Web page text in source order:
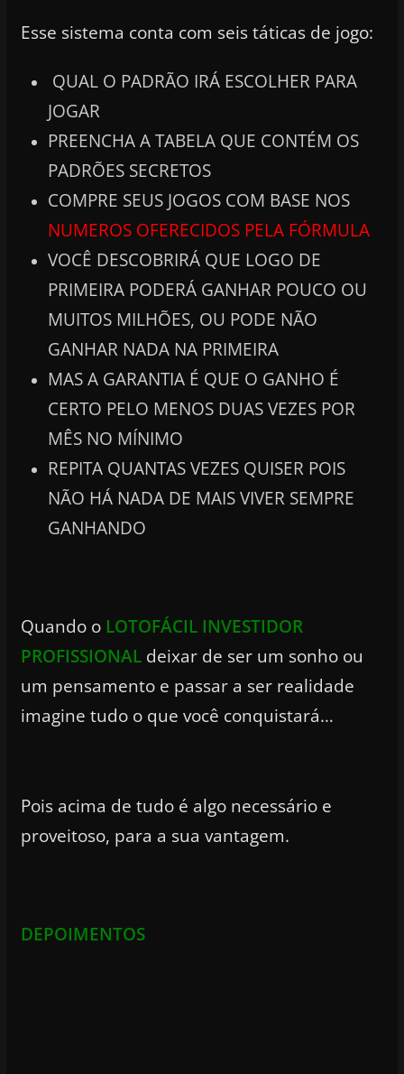
Esse sistema conta com seis táticas de jogo:
QUAL O PADRÃO IRÁ ESCOLHER PARA
JOGAR
PREENCHA A TABELA QUE CONTÉM OS
PADRÕES SECRETOS
COMPRE SEUS JOGOS COM BASE NOS
NUMEROS OFERECIDOS PELA FÓRMULA
VOCÊ DESCOBRIRÁ QUE LOGO DE
PRIMEIRA PODERÁ GANHAR POUCO OU
MUITOS MILHÕES, OU PODE NÃO
GANHAR NADA NA PRIMEIRA
MAS A GARANTIA É QUE O GANHO É
CERTO PELO MENOS DUAS VEZES POR
MÊS NO MÍNIMO
REPITA QUANTAS VEZES QUISER POIS
NÃO HÁ NADA DE MAIS VIVER SEMPRE
GANHANDO
Quando o LOTOFÁCIL INVESTIDOR
PROFISSIONALdeixar de ser um sonho ou
um pensamento e passar a ser realidade
imagine tudo o que você conquistará…
Pois acima de tudo é algo necessário e
proveitoso, para a sua vantagem.
DEPOIMENTOS